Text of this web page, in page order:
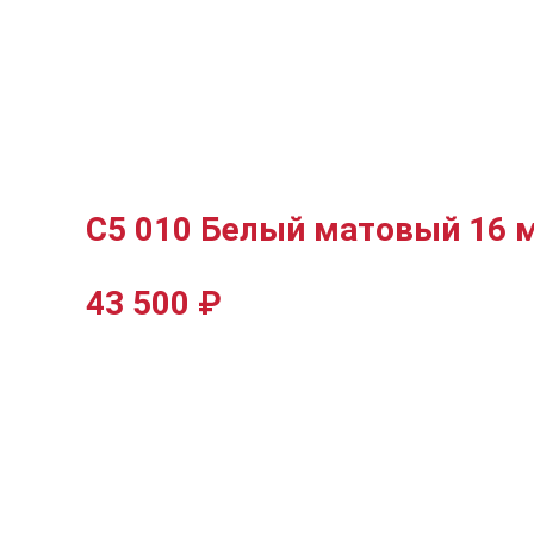
С5 010 Белый матовый 16
43 500 ₽